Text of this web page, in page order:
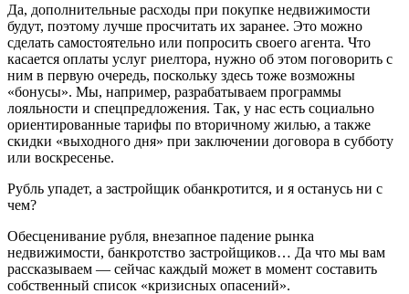
Да, дополнительные расходы при покупке недвижимости
будут, поэтому лучше просчитать их заранее. Это можно
сделать самостоятельно или попросить своего агента. Что
касается оплаты услуг риелтора, нужно об этом поговорить с
ним в первую очередь, поскольку здесь тоже возможны
«бонусы». Мы, например, разрабатываем программы
лояльности и спецпредложения. Так, у нас есть социально
ориентированные тарифы по вторичному жилью, а также
скидки «выходного дня» при заключении договора в субботу
или воскресенье.
Рубль упадет, а застройщик обанкротится, и я останусь ни с
чем?
Обесценивание рубля, внезапное падение рынка
недвижимости, банкротство застройщиков… Да что мы вам
рассказываем — сейчас каждый может в момент составить
собственный список «кризисных опасений».